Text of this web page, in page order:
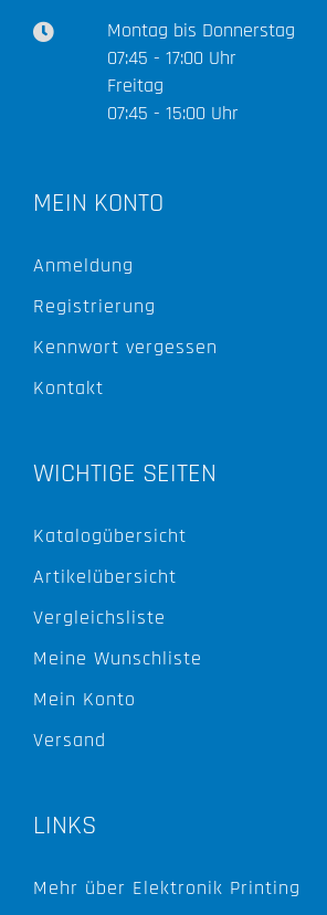
Montag bis Donnerstag
07:45 - 17:00 Uhr
Freitag
07:45 - 15:00 Uhr
MEIN KONTO
Anmeldung
Registrierung
Kennwort vergessen
Kontakt
WICHTIGE SEITEN
Katalogübersicht
Artikelübersicht
Vergleichsliste
Meine Wunschliste
Mein Konto
Versand
LINKS
Mehr über Elektronik Printing